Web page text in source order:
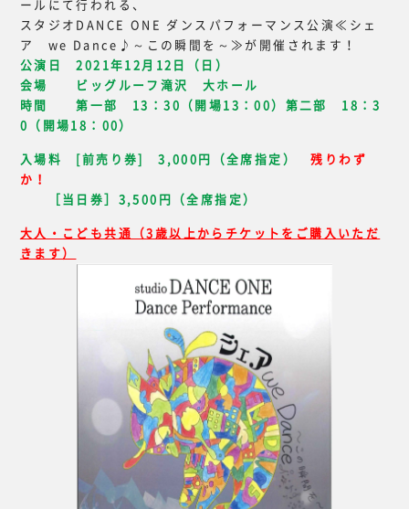
ールにて行われる、
スタジオDANCE ONE ダンスパフォーマンス公演≪シェ
ア we Dance♪～この瞬間を～≫が開催されます！
公演日 2021年12月12日（日）
会場 ビッグルーフ滝沢 大ホール
時間 第一部 13：30（開場13：00） 第二部 18：3
0（開場18：00）
入場料 [前売り券] 3,000円（全席指定）残りわず
か！
［当日券］3,500円（全席指定）
大人・こども共通（3歳以上からチケットをご購入いただ
きます）